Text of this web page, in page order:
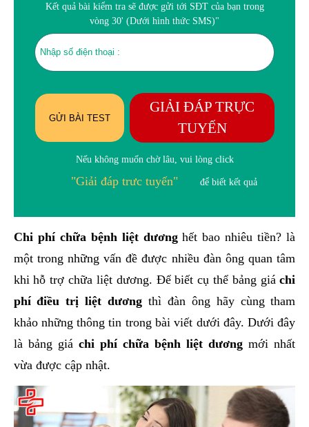
Kết quả bài kiểm tra sẽ được gửi tới SĐT của bạn trong
vòng 30' (Dưới hình thức SMS)"
GỬI BÀI TEST
GIẢI ĐÁP TRỰC
TUYẾN
Nếu không muốn chờ lâu, vui lòng click
"Giải đáp trưc tuyến" để biết kết quả
Chi phí chữa bệnh liệt dươnghết bao nhiêu tiền? là
một trong những vấn đề được nhiều đàn ông quan tâm
khi hỗ trợ chữa liệt dương. Để biết cụ thể bảng giáchi
phí điều trị liệt dương thì đàn ông hãy cùng tham
khảo những thông tin trong bài viết dưới đây. Dưới đây
là bảng giá chi phí chữa bệnh liệt dương mới nhất
vừa được cập nhật.